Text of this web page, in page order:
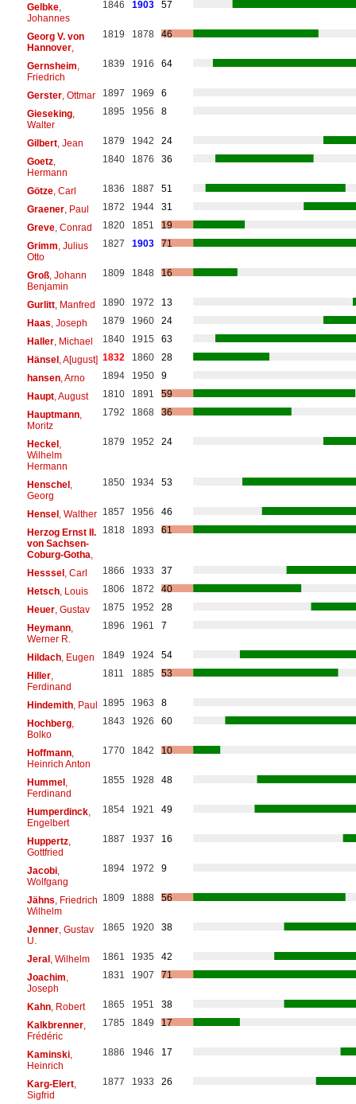
Gelbke,
Johannes
1846 1903 57
Georg V. von
Hannover,
1819 1878 46
Gernsheim
Friedrich
1839 1916 64
Gerster, Ottmar 1897 1969
6
Gieseking,
Walter
1895 1956 8
Gilbert, Jean 1879 1942
24
Goetz,
Hermann
1840 1876 36
Götze, Carl 1836 1887
51
Graener, Paul 1872 1944
31
Greve, Conrad 1820 1851
19
Grimm , Julius
Otto
1827 1903 71
Groß, Johann
Benjamin
1809 1848 16
Gurlitt, Manfred 1890 1972
13
Haas , Joseph 1879 1960
24
Haller, Michael 1840 1915
63
Hänsel, A[ugust] 1832 1860
28
hansen, Arno 1894 1950
9
Haupt, August 1810 1891
59
Hauptmann,
Moritz
1792 1868 36
Heckel,
Wilhelm
Hermann
1879 1952 24
Henschel,
Georg
1850 1934 53
Hensel, Walther 1857 1956
46
Herzog Ernst II.
von Sachsen-
Coburg-Gotha
1818 1893 61
Hesssel, Carl 1866 1933
37
Hetsch, Louis 1806 1872
40
Heuer, Gustav 1875 1952
28
Heymann,
Werner R.
1896 1961 7
Hildach, Eugen 1849 1924
54
Hiller,
Ferdinand
1811 1885 53
Hindemith, Paul 1895 1963
8
Hochberg,
Bolko
1843 1926 60
Hoffmann,
Heinrich Anton
1770 1842 10
Hummel,
Ferdinand
1855 1928 48
Humperdinck,
Engelbert
1854 1921 49
Huppertz,
Gottfried
1887 1937 16
Jacobi,
Wolfgang
1894 1972 9
Jähns , Friedrich
Wilhelm
1809 1888 56
Jenner, Gustav
U.
1865 1920 38
Jeral, Wilhelm 1861 1935
42
Joachim
Joseph
1831 1907 71
Kahn, Robert 1865 1951
38
Kalkbrenner,
Frédéric
1785 1849 17
Kaminski,
Heinrich
1886 1946 17
Karg-Elert,
Sigfrid
1877 1933 26